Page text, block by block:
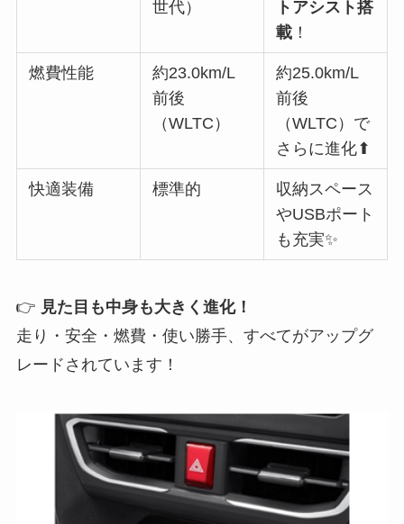
世代）
トアシスト搭
載 ！
燃費性能
約23.0km/L
前後
（WLTC）
約25.0km/L
前後
（WLTC）で
さらに進化⬆
快適装備 標準的
収納スペース
やUSBポート
も充実✨
👉 見た目も中身も大きく進化！
走り・安全・燃費・使い勝手、すべてがアップグ
レードされています！